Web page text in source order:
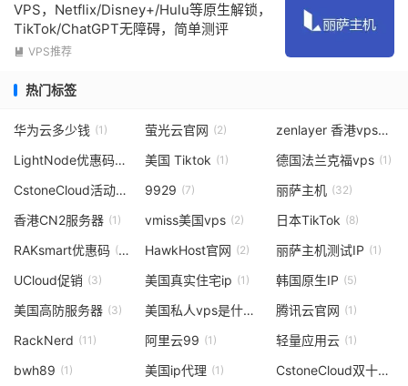
VPS，Netflix/Disney+/Hulu等原生解锁，
TikTok/ChatGPT无障碍，简单测评
 VPS推荐
热门标签
华为云多少钱 (1) 萤光云官网 (2) zenlayer 香港vps
(1)
LightNode优惠码
(2) 美国 Tiktok (1) 德国法兰克福vps (1)
CstoneCloud活动
(2) 9929 (7) 丽萨主机 (32)
香港CN2服务器 (1) vmiss美国vps (2) 日本TikTok (8)
RAKsmart优惠码 (11) HawkHost官网 (2) 丽萨主机测试IP (1)
UCloud促销 (3) 美国真实住宅ip (1) 韩国原生IP (5)
美国高防服务器 (3) 美国私人vps是什么 腾讯云官网 (1)
RackNerd (11) 阿里云99 (1) 轻量应用云 (1)
bwh89 (1) 美国ip代理 (1) CstoneCloud双十二活动